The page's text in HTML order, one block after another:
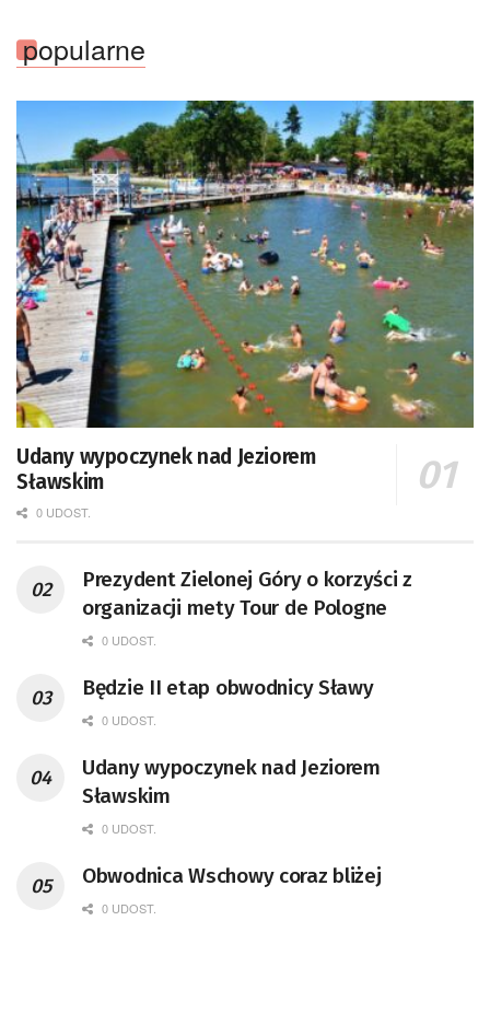
popularne
Udany wypoczynek nad Jeziorem
Sławskim
0 UDOST.
Prezydent Zielonej Góry o korzyści z
organizacji mety Tour de Pologne
0 UDOST.
Będzie II etap obwodnicy Sławy
0 UDOST.
Udany wypoczynek nad Jeziorem
Sławskim
0 UDOST.
Obwodnica Wschowy coraz bliżej
0 UDOST.